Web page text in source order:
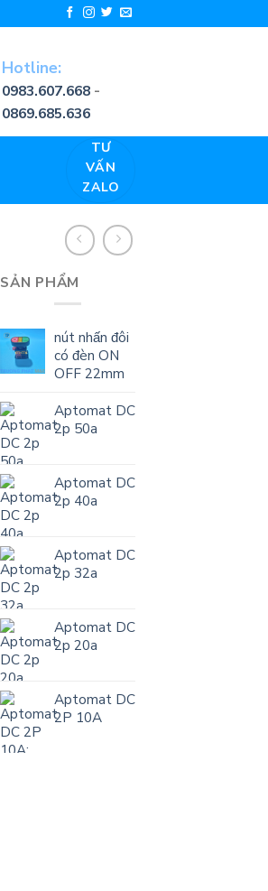
Hotline:
0983.607.668-
0869.685.636
TƯ
VẤN
ZALO
SẢN PHẨM
nút nhấn đôi
có đèn ON
OFF 22mm
Aptomat DC
2p 50a
Aptomat DC
2p 40a
Aptomat DC
2p 32a
Aptomat DC
2p 20a
Aptomat DC
2P 10A